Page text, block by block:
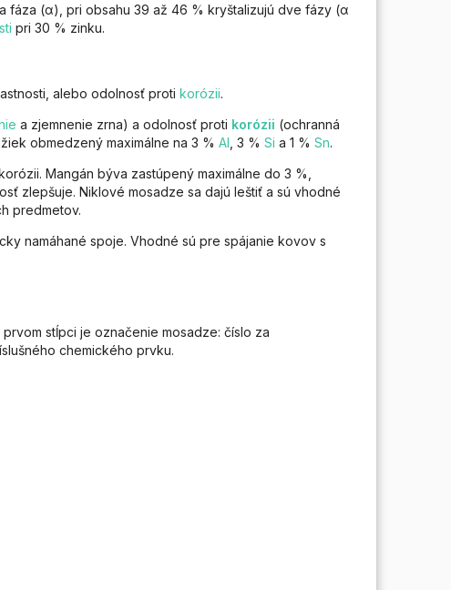
fáza (α), pri obsahu 39 až 46 % kryštalizujú dve fázy (α
pri 30 % zinku.
alebo odolnosť proti korózii.
a zjemnenie zrna) a odolnosť proti korózii (ochranná
obmedzený maximálne na 3 % Al , 3 % Si a 1 % Sn.
Mangán býva zastúpený maximálne do 3 %,
zlepšuje. Niklové mosadze sa dajú leštiť a sú vhodné
predmetov.
namáhané spoje. Vhodné sú pre spájanie kovov s
stĺpci je označenie mosadze: číslo za
chemického prvku.